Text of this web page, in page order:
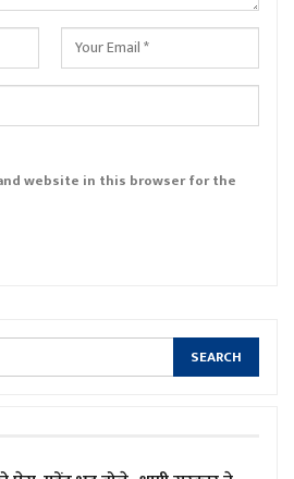
website in this browser for the